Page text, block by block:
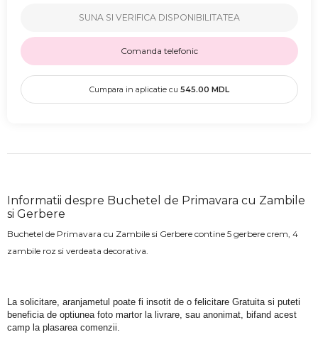
SUNA SI VERIFICA DISPONIBILITATEA
Comanda telefonic
Cumpara in aplicatie cu 545.00 MDL
Informatii despre Buchetel de Primavara cu Zambile
si Gerbere
Buchetel de Primavara cu Zambile si Gerbere contine 5 gerbere crem, 4
zambile roz si verdeata decorativa.
La solicitare, aranjametul poate fi insotit de o felicitare Gratuita si puteti
beneficia de optiunea foto martor la livrare, sau anonimat, bifand acest
camp la plasarea comenzii.